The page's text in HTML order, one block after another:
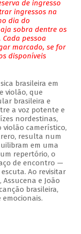
de ingresso
ingressos na
dia do
sobra dentre os
pessoa
marcado, se for
disponíveis
brasileira em
violão, que
brasileira e
a voz potente e
nordestinas,
violão camerístico,
resulta num
em uma
repertório, o
de encontro —
Ao revisitar
e João
brasileira,